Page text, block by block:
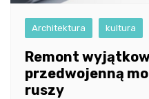
Architektura kultura
Remont
przedwojenną
ruszy